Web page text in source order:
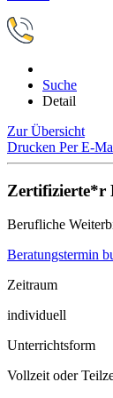
Suche
Detail
Zur Übersicht
Drucken Per E-
Zertifizierte*r
Berufliche
Beratungstermin
Zeitraum
individuell
Unterrichtsform
Vollzeit oder